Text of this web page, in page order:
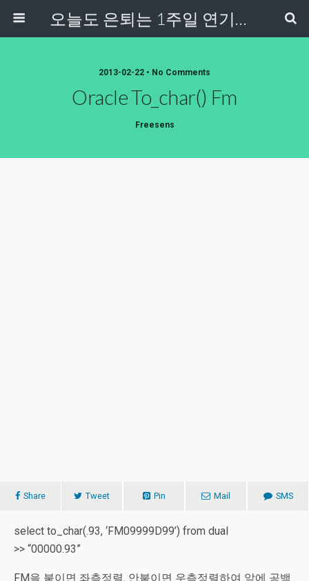
오늘도 은퇴는 1주일 연기중...
2013-02-22 • No Comments
Oracle To_char() Fm
Freesens
Share Tweet Pin Mail SMS
select to_char(.93, ‘FM09999D99’) from dual
>> “00000.93”
FM을 붙이면 좌측정렬. 안붙이면 우측정렬하여 앞에 공백